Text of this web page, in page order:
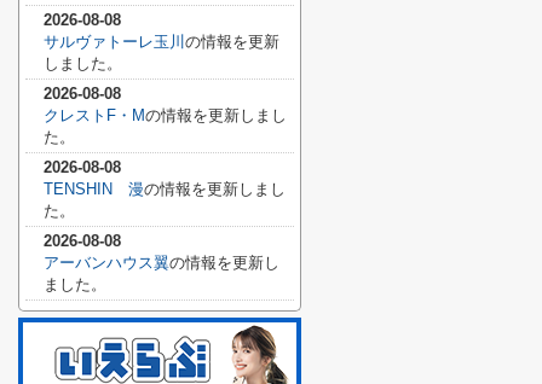
2026-08-08
サルヴァトーレ玉川 の情報を更新
しました。
2026-08-08
クレストF・Mの情報を更新しまし
た。
2026-08-08
TENSHIN 漫の情報を更新しまし
た。
2026-08-08
アーバンハウス翼の情報を更新し
ました。